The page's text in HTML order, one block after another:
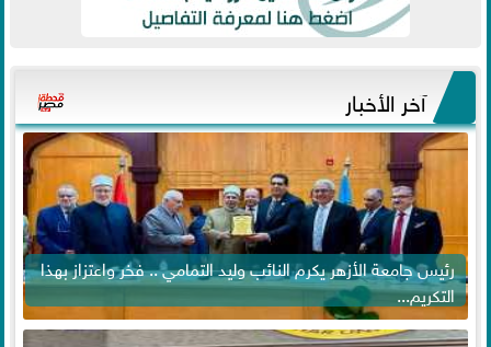
آخر الأخبار
رئيس جامعة الأزهر يكرم النائب وليد التمامي .. فخر واعتزاز بهذا
التكريم...